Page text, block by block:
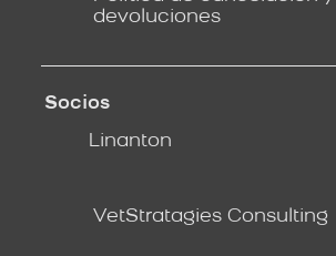
devoluciones
Socios
Linanton
VetStratagies Consulting